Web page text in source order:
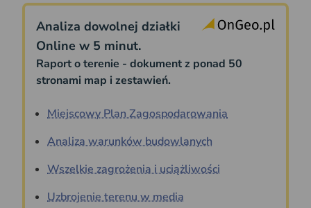
Analiza dowolnej działki
Online w 5 minut.
Raport o terenie - dokument z ponad 50
stronami map i zestawień.
Miejscowy Plan Zagospodarowania
Analiza warunków budowlanych
Wszelkie zagrożenia i uciążliwości
Uzbrojenie terenu w media